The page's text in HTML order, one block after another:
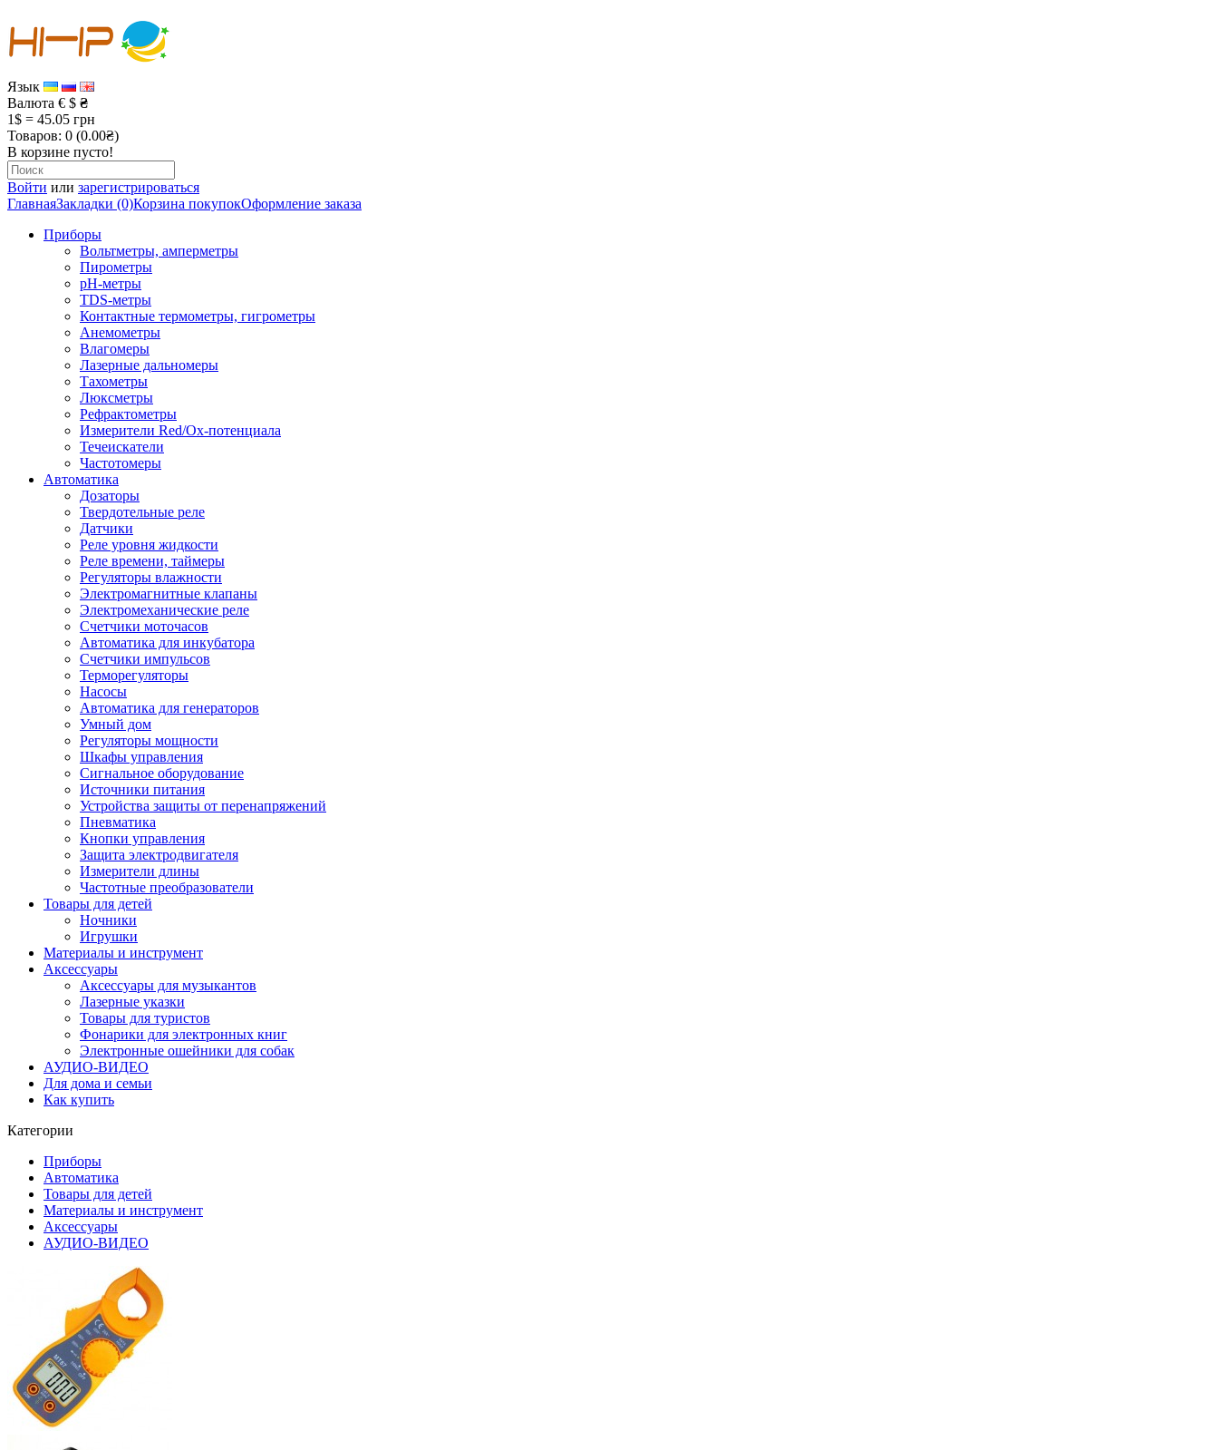
Язык
Валюта € $ ₴
1$ = 45.05 грн
Товаров: 0 (0.00₴)
В корзине пусто!
Войти или зарегистрироваться
ГлавнаяЗакладки (0)Корзина покупокОформление заказа
Приборы
Вольтметры, амперметры
Пирометры
рН-метры
TDS-метры
Контактные термометры, гигрометры
Анемометры
Влагомеры
Лазерные дальномеры
Тахометры
Люксметры
Рефрактометры
Измерители Red/Ox-потенциала
Течеискатели
Частотомеры
Автоматика
Дозаторы
Твердотельные реле
Датчики
Реле уровня жидкости
Реле времени, таймеры
Регуляторы влажности
Электромагнитные клапаны
Электромеханические реле
Счетчики моточасов
Автоматика для инкубатора
Счетчики импульсов
Терморегуляторы
Насосы
Автоматика для генераторов
Умный дом
Регуляторы мощности
Шкафы управления
Сигнальное оборудование
Источники питания
Устройства защиты от перенапряжений
Пневматика
Кнопки управления
Защита электродвигателя
Измерители длины
Частотные преобразователи
Товары для детей
Ночники
Игрушки
Материалы и инструмент
Аксессуары
Аксессуары для музыкантов
Лазерные указки
Товары для туристов
Фонарики для электронных книг
Электронные ошейники для собак
АУДИО-ВИДЕО
Для дома и семьи
Как купить
Категории
Приборы
Автоматика
Товары для детей
Материалы и инструмент
Аксессуары
АУДИО-ВИДЕО